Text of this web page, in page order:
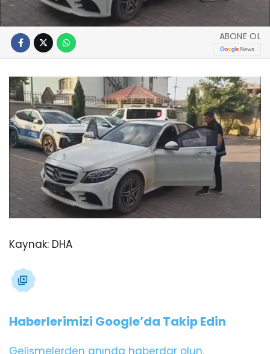
ABONE OL
Kaynak: DHA
Haberlerimizi Google’da Takip Edin